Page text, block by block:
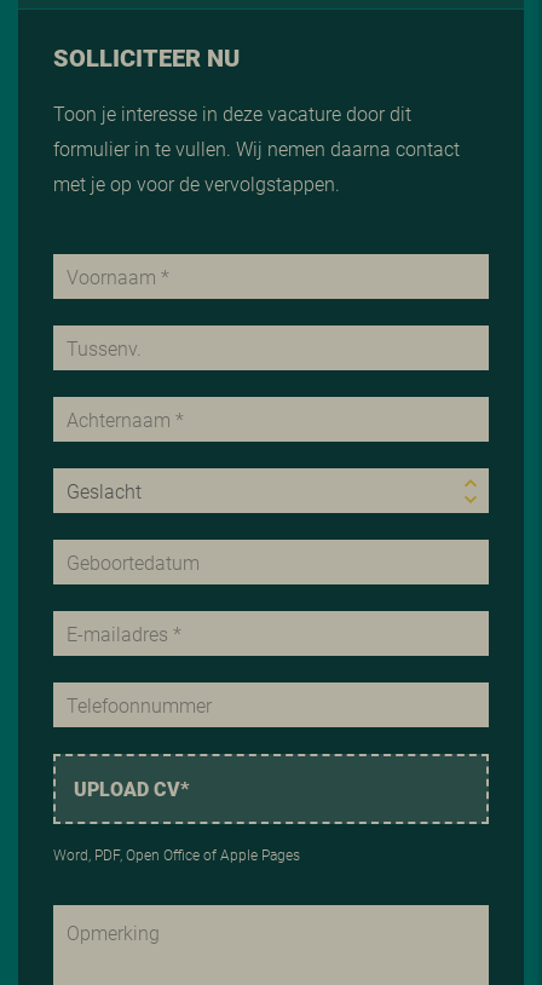
SOLLICITEER NU
Toon je interesse in deze vacature door dit
formulier in te vullen. Wij nemen daarna contact
met je op voor de vervolgstappen.
UPLOAD CV*
Word, PDF, Open Office of Apple Pages